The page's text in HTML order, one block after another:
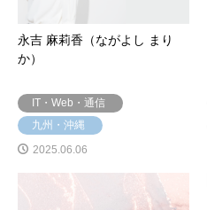
永吉 麻莉香（ながよし まり
か）
IT・Web・通信
九州・沖縄
2025.06.06